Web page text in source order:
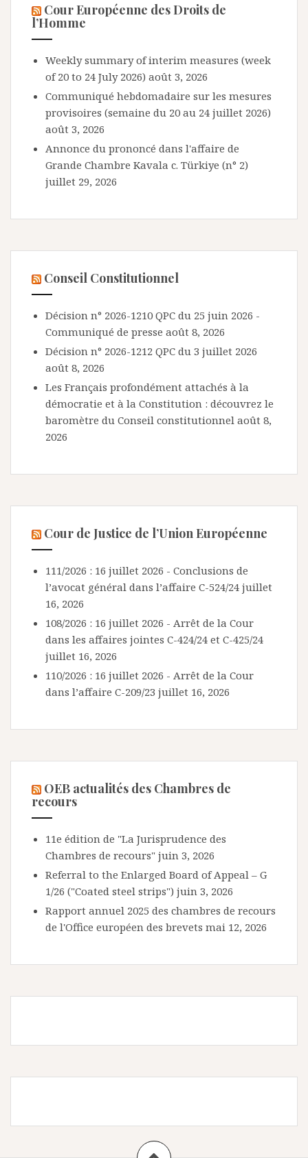
Cour Européenne des Droits de
l’Homme
Weekly summary of interim measures (week
of 20 to 24 July 2026) août 3, 2026
Communiqué hebdomadaire sur les mesures
provisoires (semaine du 20 au 24 juillet 2026)
août 3, 2026
Annonce du prononcé dans l'affaire de
Grande Chambre Kavala c. Türkiye (n° 2)
juillet 29, 2026
Conseil Constitutionnel
Décision n° 2026-1210 QPC du 25 juin 2026 -
Communiqué de presse août 8, 2026
Décision n° 2026-1212 QPC du 3 juillet 2026
août 8, 2026
Les Français profondément attachés à la
démocratie et à la Constitution : découvrez le
baromètre du Conseil constitutionnel août 8,
2026
Cour de Justice de l’Union Européenne
111/2026 : 16 juillet 2026 - Conclusions de
l’avocat général dans l’affaire C-524/24 juillet
16, 2026
108/2026 : 16 juillet 2026 - Arrêt de la Cour
dans les affaires jointes C-424/24 et C-425/24
juillet 16, 2026
110/2026 : 16 juillet 2026 - Arrêt de la Cour
dans l’affaire C-209/23 juillet 16, 2026
OEB actualités des Chambres de
recours
11e édition de "La Jurisprudence des
Chambres de recours" juin 3, 2026
Referral to the Enlarged Board of Appeal – G
1/26 ("Coated steel strips") juin 3, 2026
Rapport annuel 2025 des chambres de recours
de l'Office européen des brevets mai 12, 2026